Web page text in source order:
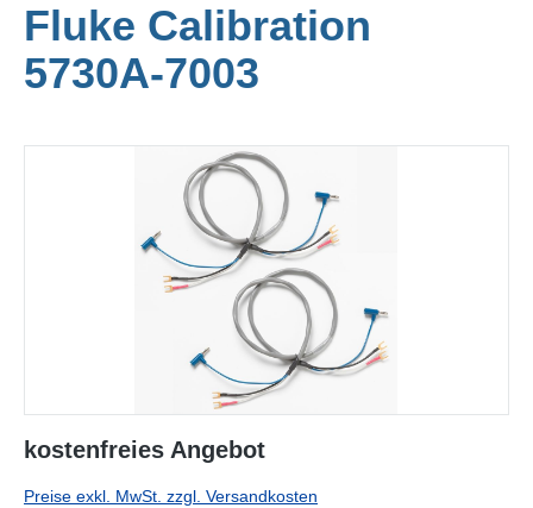
Fluke Calibration
5730A-7003
Bildergalerie überspringen
kostenfreies Angebot
Preise exkl. MwSt. zzgl. Versandkosten